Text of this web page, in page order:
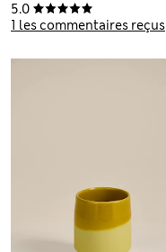
5.0
1 les commentaires reçus